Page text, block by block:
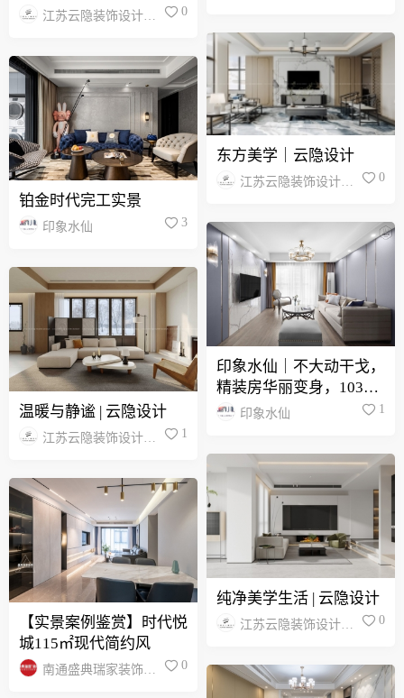
江苏云隐装饰设计工
0
铂金时代完工实景
印象水仙 3
温暖与静谧 | 云隐设计
江苏云隐装饰设计工
1
【实景案例鉴赏】时代悦
城115㎡现代简约风
南通盛典瑞家装饰设
0
东方美学｜云隐设计
江苏云隐装饰设计工
0
印象水仙｜不大动干戈，
精装房华丽变身，103㎡
现代轻奢
印象水仙 1
纯净美学生活 | 云隐设计
江苏云隐装饰设计工
0